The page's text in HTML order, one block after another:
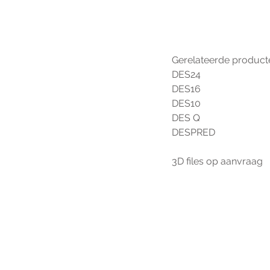
Gerelateerde
DES24
DES16
DES10
DES Q
DESPRED
3D files op aanvraag